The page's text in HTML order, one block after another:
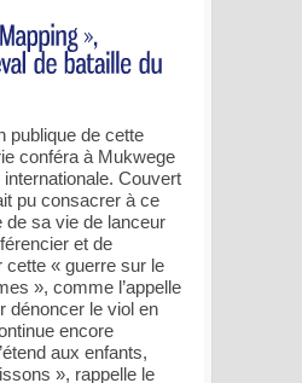
publique de cette
conféra à Mukwege
Couvert
pu consacrer à ce
de sa vie de lanceur
et de
cette « guerre sur le
», comme l’appelle
dénoncer le viol en
encore
aux enfants,
», rappelle le